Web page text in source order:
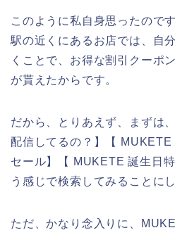
このように私自身思ったので
駅の近くにあるお店では、自
くことで、お得な割引クーポ
が貰えたからです。
だから、とりあえず、まずは
配信してるの？】【
セール】【 MUKETE 誕生日
う感じで検索してみることに
ただ、かなり念入りに、